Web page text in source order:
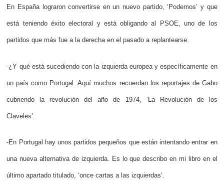
En España lograron convertirse en un nuevo partido, ‘Podemos’ y que
está teniendo éxito electoral y está obligando al PSOE, uno de los
partidos que más fue a la derecha en el pasado a replantearse.
-¿Y qué está sucediendo con la izquierda europea y específicamente en
un país como Portugal. Aquí muchos recuerdan los reportajes de Gabo
cubriendo la revolución del año de 1974, ‘La Revolución de los
Claveles’.
-En Portugal hay unos partidos pequeños que están intentando entrar en
una nueva alternativa de izquierda. Es lo que describo en mi libro en el
último apartado titulado, ‘once cartas a las izquierdas’.